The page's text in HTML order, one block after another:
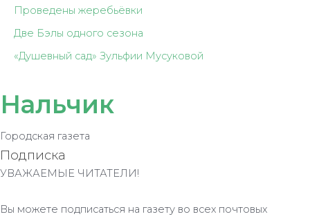
Проведены жеребьёвки
Две Бэлы одного сезона
«Душевный сад» Зульфии Мусуковой
Нальчик
Городская газета
Подписка
УВАЖАЕМЫЕ ЧИТАТЕЛИ!
Вы можете подписаться на газету во всех почтовых